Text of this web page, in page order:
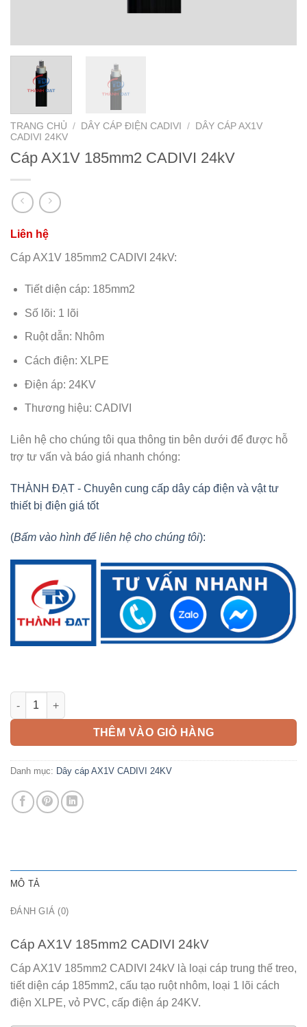
TRANG CHỦ / DÂY CÁP ĐIỆN CADIVI /
DÂY CÁP AX1V
CADIVI 24KV
Cáp AX1V 185mm2 CADIVI 24kV
Cáp AX1V 185mm2 CADIVI 24kV:
Tiết diện cáp: 185mm2
Số lõi: 1 lõi
Ruột dẫn: Nhôm
Cách điện: XLPE
Điện áp: 24KV
Thương hiệu: CADIVI
Liên hệ cho chúng tôi qua thông tin bên dưới để được hỗ
trợ tư vấn và báo giá nhanh chóng:
THÀNH ĐẠT - Chuyên cung cấp dây cáp điện và vật tư
thiết bị điện giá tốt
(Bấm vào hình để liên hệ cho chúng tôi):
Cáp AX1V 185mm2 CADIVI 24kV số lượng
THÊM VÀO GIỎ HÀNG
Danh mục: Dây cáp AX1V CADIVI 24KV
MÔ TẢ
ĐÁNH GIÁ (0)
Cáp AX1V 185mm2 CADIVI 24kV
Cáp AX1V 185mm2 CADIVI 24kV là loại cáp trung thế treo,
tiết diện cáp 185mm2, cấu tạo ruột nhôm, loại 1 lõi cách
điện XLPE, vỏ PVC, cấp điện áp 24KV.